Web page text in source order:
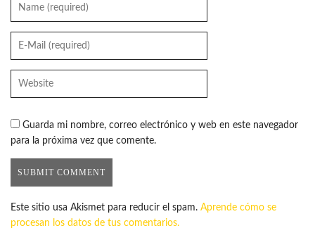
Guarda mi nombre, correo electrónico y web en este navegador
para la próxima vez que comente.
Este sitio usa Akismet para reducir el spam. Aprende cómo se
procesan los datos de tus comentarios.